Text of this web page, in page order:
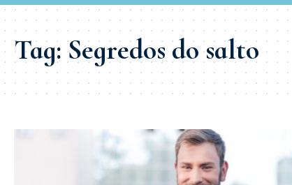
Tag:Segredos do salto